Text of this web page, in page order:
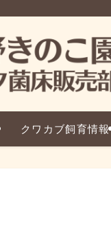
クワカブ飼育情報